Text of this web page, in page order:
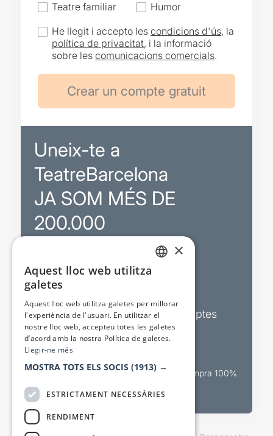
Teatre familiar
Humor
He llegit i accepto lescondicions d'ús, la
política de privacitat, i la informació
sobre lescomunicacions comercials.
Uneix-te a
TeatreBarcelona
JA SOM MÉS DE
200.000
Sortejos exclusius
Butlletins d’actualitat i descomptes
Valora espectacles
Canal oficial de venda teatral Compra 100%
×
Aquest lloc web utilitza
galetes
Aquest lloc web utilitza galetes per millorar
l'experiència de l'usuari. En utilitzar el
nostre lloc web, accepteu totes les galetes
d’acord amb la nostra Política de galetes.
Llegir-ne més
MOSTRA TOTS ELS SOCIS (1913) →
ESTRICTAMENT NECESSÀRIES
RENDIMENT